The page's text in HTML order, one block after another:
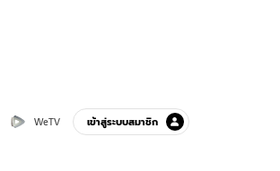
WeTV เข้าสู่ระบบสมาชิก